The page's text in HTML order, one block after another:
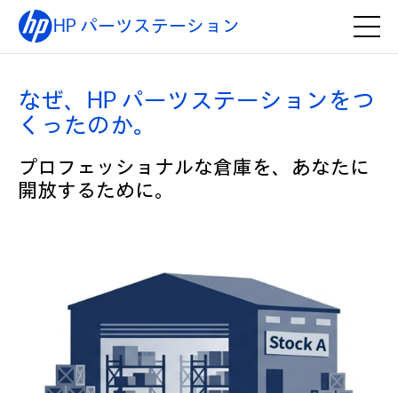
HP パーツステーション
なぜ、HP パーツステーションをつ
くったのか。
プロフェッショナルな倉庫を、あなたに
開放するために。